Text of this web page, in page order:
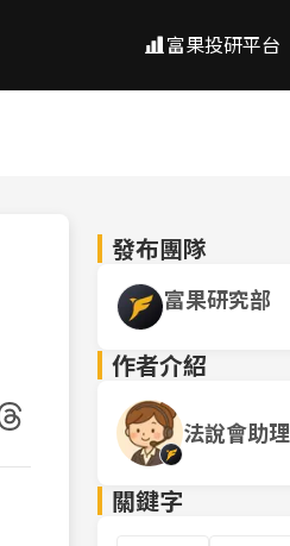
富果投研平台
發布團隊
富果研究部
作者介紹
法說會助理
關鍵字